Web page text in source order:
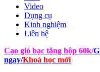
Video
Dụng cụ
Kinh nghiệm
Liên hệ
Cạo gió bạc tặng hộp 60k/
ngay/Khoá học mới